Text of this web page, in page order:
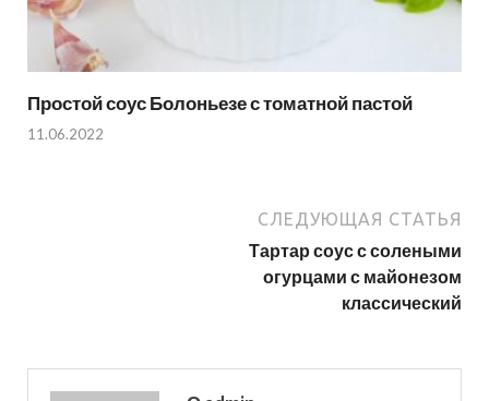
Простой соус Болоньезе с томатной пастой
11.06.2022
СЛЕДУЮЩАЯ СТАТЬЯ
Тартар соус с солеными
огурцами с майонезом
классический